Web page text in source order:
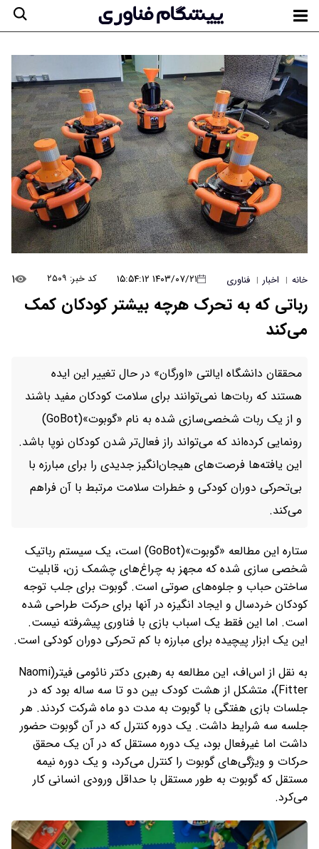
خانه | اخبار | فناوری ۱۴۰۳/۰۷/۲۱ ۱۵:۵۴:۱۲ کد خبر: ۲۵۰۹ ۱
رباتی که به تحرک هرچه بیشتر کودکان کمک
می‌کند
محققان دانشگاه ایالتی «اورگان» در حال تغییر این ایده
هستند که ربات‌ها نمی‌توانند برای سلامت کودکان مفید باشند
و از یک ربات شخصی‌سازی شده به نام «گوبوت»(GoBot)
رونمایی کرده‌اند که می‌تواند راز فعال‌تر شدن کودکان نوپا باشد.
این یافته‌ها فرصت‌های هیجان‌انگیز جدیدی را برای مبارزه با
بی‌تحرکی دوران کودکی و خطرات سلامت مرتبط با آن فراهم
می‌کند.
ستاره این مطالعه «گوبوت»(GoBot) است، یک سیستم رباتیک
شخصی سازی شده که مجهز به چراغ‌های چشمک زن، قابلیت
ساختن حباب و جلوه‌های صوتی است. گوبوت برای جلب توجه
کودکان خردسال و ایجاد انگیزه در آنها برای حرکت طراحی شده
است. اما این فقط یک اسباب بازی با فناوری پیشرفته نیست.
این یک ابزار پیچیده برای مبارزه با کم تحرکی دوران کودکی است.
به نقل از اس‌اف، این مطالعه به رهبری دکتر نائومی فیتر(Naomi
Fitter)، متشکل از هشت کودک بین دو تا سه ساله بود که در
جلسات بازی هفتگی با گوبوت به مدت دو ماه شرکت کردند. هر
جلسه سه شرایط داشت. یک دوره کنترل که در آن گوبوت حضور
داشت اما غیرفعال بود، یک دوره مستقل که در آن یک محقق
حرکات و ویژگی‌های گوبوت را کنترل می‌کرد، و یک دوره نیمه
مستقل که گوبوت به طور مستقل با حداقل ورودی انسانی کار
می‌کرد.